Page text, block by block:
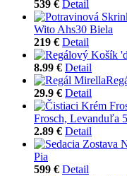
539 € Detail
Wito Ahs30 Biela
219 € Detail
8.99 € Detail
29.9 € Detail
Frosch, Levanduľa
2.89 € Detail
Pia
599 € Detail